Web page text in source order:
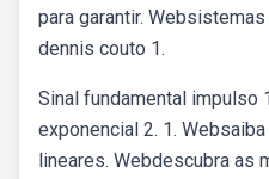
para garantir.
dennis couto 1.
Sinal fundamental impulso
exponencial 2. 1.
lineares. Webdescubra as